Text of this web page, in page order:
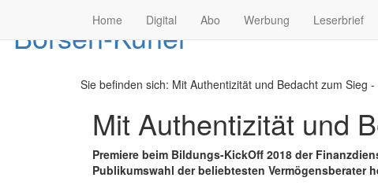
Home Digital Abo Werbung Leserbrief
Sie befinden sich: Mit Authentizität und Bedacht zum Sieg
Mit Authentizität und
Premiere beim Bildungs-KickOff 2018 der
Publikumswahl der beliebtesten Vermögensberater